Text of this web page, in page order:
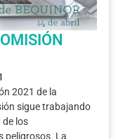
2021 de la
sigue trabajando
los
peligrosos. La